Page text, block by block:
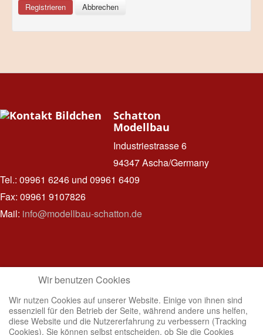
Registrieren Abbrechen
Schatton
Modellbau
Industriestrasse 6
94347 Ascha/Germany
Tel.: 09961 6246 und 09961 6409
Fax: 09961 9107826
Mail: info@modellbau-schatton.de
Datenschutz
IMPRESSUM
DATENSCHUTZ
Wir benutzen Cookies
Wir nutzen Cookies auf unserer Website. Einige von ihnen sind
essenziell für den Betrieb der Seite, während andere uns helfen,
diese Website und die Nutzererfahrung zu verbessern (Tracking
Cookies). Sie können selbst entscheiden, ob Sie die Cookies